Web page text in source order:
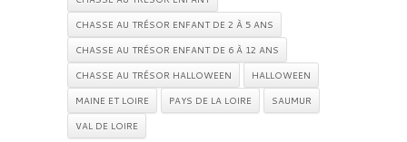
CHASSE AU TRÉSOR ENFANT DE 2 À 5 ANS
CHASSE AU TRÉSOR ENFANT DE 6 À 12 ANS
CHASSE AU TRÉSOR HALLOWEEN
HALLOWEEN
MAINE ET LOIRE
PAYS DE LA LOIRE
SAUMUR
VAL DE LOIRE